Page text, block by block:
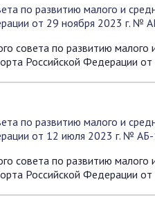
по развитию малого и
от 29 ноября 2023 г. №
совета по развитию малого
Российской Федерации
по развитию малого и
от 12 июля 2023 г. №
совета по развитию малого
Российской Федерации